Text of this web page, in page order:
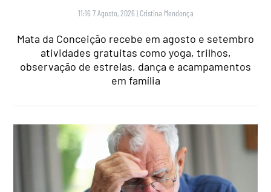
11:16 7 Agosto, 2026 | Cristina Mendonça
Mata da Conceição recebe em agosto e setembro
atividades gratuitas como yoga, trilhos,
observação de estrelas, dança e acampamentos
em família